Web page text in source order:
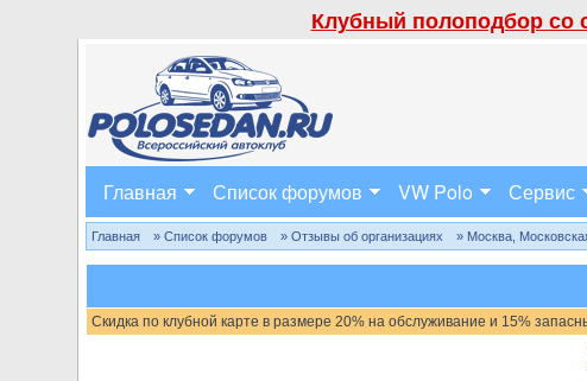
Клубный полоподбор со
Главная Список форумов VW Polo Сервис
Главная » Список форумов » Отзывы об организациях » Москва,
Скидка по клубной карте в размере 20% на обслуживание и 15%